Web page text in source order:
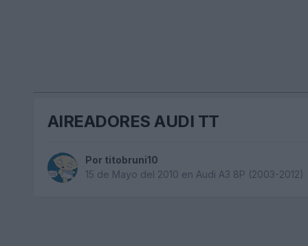
AIREADORES AUDI TT
Por titobruni10
15 de Mayo del 2010 en Audi A3 8P (2003-2012)